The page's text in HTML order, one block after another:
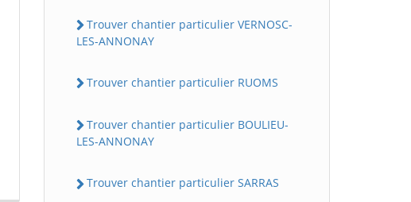
Trouver chantier particulier VERNOSC-
LES-ANNONAY
Trouver chantier particulier RUOMS
Trouver chantier particulier BOULIEU-
LES-ANNONAY
Trouver chantier particulier SARRAS